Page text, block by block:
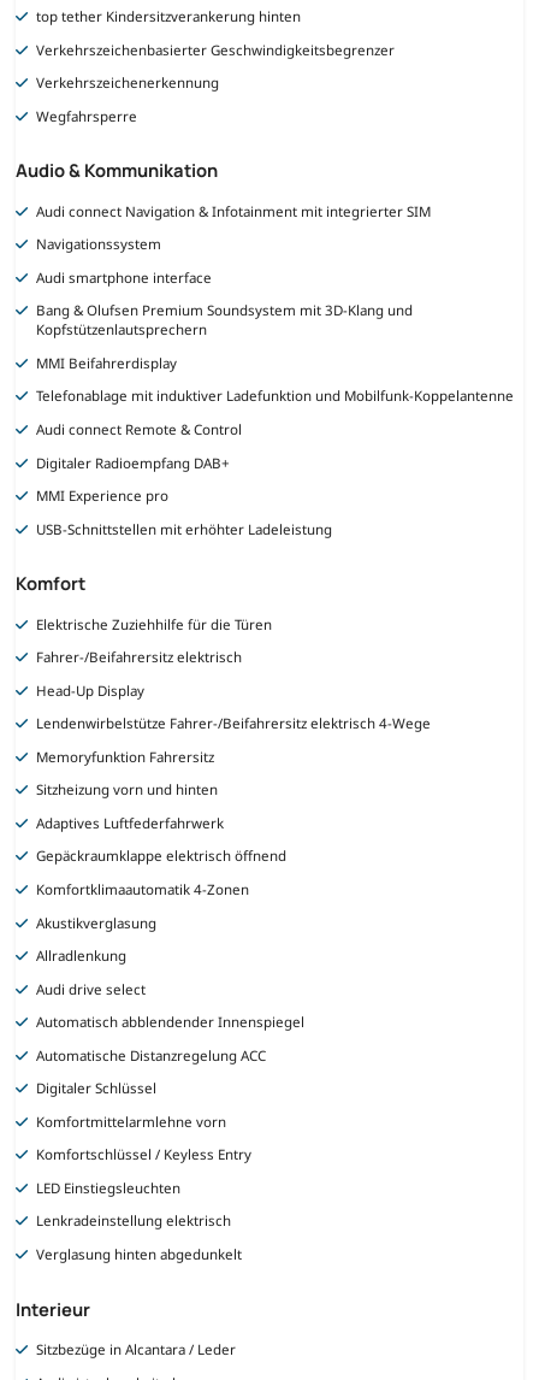
top tether Kindersitzverankerung hinten
Verkehrszeichenbasierter Geschwindigkeitsbegrenzer
Verkehrszeichenerkennung
Wegfahrsperre
Audio & Kommunikation
Audi connect Navigation & Infotainment mit integrierter SIM
Navigationssystem
Audi smartphone interface
Bang & Olufsen Premium Soundsystem mit 3D-Klang und
Kopfstützenlautsprechern
MMI Beifahrerdisplay
Telefonablage mit induktiver Ladefunktion und Mobilfunk-Koppelantenne
Audi connect Remote & Control
Digitaler Radioempfang DAB+
MMI Experience pro
USB-Schnittstellen mit erhöhter Ladeleistung
Komfort
Elektrische Zuziehhilfe für die Türen
Fahrer-/Beifahrersitz elektrisch
Head-Up Display
Lendenwirbelstütze Fahrer-/Beifahrersitz elektrisch 4-Wege
Memoryfunktion Fahrersitz
Sitzheizung vorn und hinten
Adaptives Luftfederfahrwerk
Gepäckraumklappe elektrisch öffnend
Komfortklimaautomatik 4-Zonen
Akustikverglasung
Allradlenkung
Audi drive select
Automatisch abblendender Innenspiegel
Automatische Distanzregelung ACC
Digitaler Schlüssel
Komfortmittelarmlehne vorn
Komfortschlüssel / Keyless Entry
LED Einstiegsleuchten
Lenkradeinstellung elektrisch
Verglasung hinten abgedunkelt
Interieur
Sitzbezüge in Alcantara / Leder